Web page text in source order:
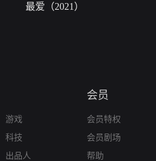
最爱（2021）
游戏
科技
出品人
会员
会员特权
会员剧场
帮助